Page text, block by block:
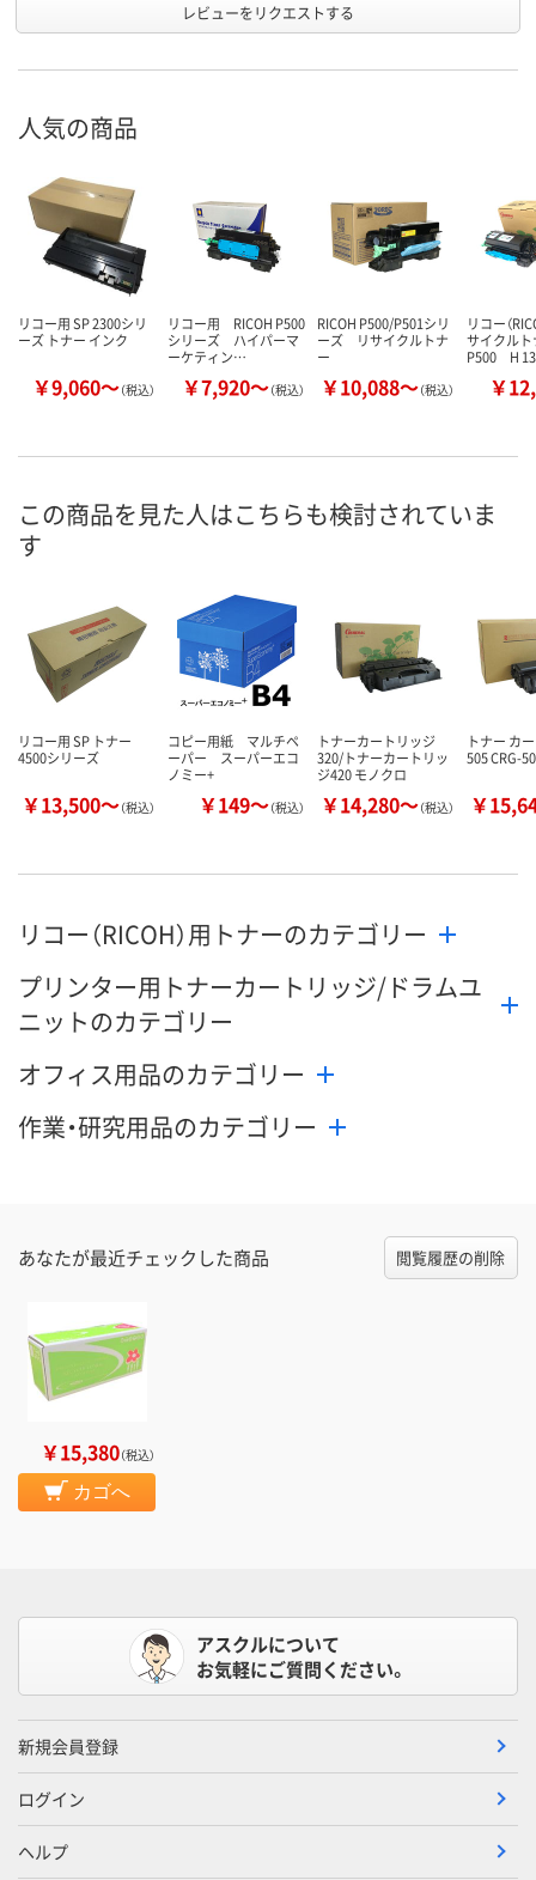
レビューをリクエストする
人気の商品
リコー用 SP 2300シリ
ーズ トナー インク
￥9,060～（税込）
リコー用 RICOH P500
シリーズ ハイパーマ
ーケティン…
￥7,920～（税込）
RICOH P500/P501シリ
ーズ リサイクルトナ
ー
￥10,088～（税込）
リコー（
サイクル
P500 H
￥
この商品を見た人はこちらも検討されていま
す
リコー用 SP トナー
4500シリーズ
￥13,500～（税込）
コピー用紙 マルチペ
ーパー スーパーエコ
ノミー+
￥149～（税込）
トナーカートリッジ
320/トナーカートリッ
ジ420 モノクロ
￥14,280～（税込）
トナー カ
505 CRG-
￥
リコー（RICOH）用トナーのカテゴリー
プリンター用トナーカートリッジ/ドラムユ
ニットのカテゴリー
オフィス用品のカテゴリー
作業・研究用品のカテゴリー
あなたが最近チェックした商品 閲覧履歴の削除
￥15,380（税込）
カゴへ
アスクルについて
お気軽にご質問ください。
新規会員登録
ログイン
ヘルプ